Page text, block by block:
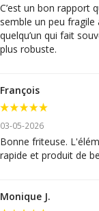
C’est un bon rapport
semble un peu fragile
quelqu’un qui fait
plus robuste.
François
03-05-2026
Bonne friteuse.
rapide et produit de
Monique J.